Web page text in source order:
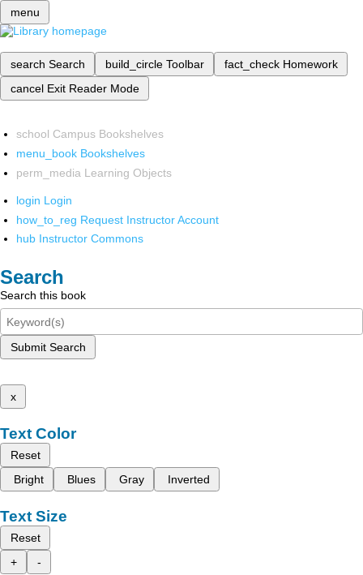
menu
search Search build_circle Toolbar fact_check Homework
cancel Exit Reader Mode
school Campus Bookshelves
menu_book Bookshelves
perm_media Learning Objects
login Login
how_to_reg Request Instructor Account
hub Instructor Commons
Search
Search this book
Submit Search
x
Text Color
Reset
Bright
Blues Gray Inverted
Text Size
Reset
+
-